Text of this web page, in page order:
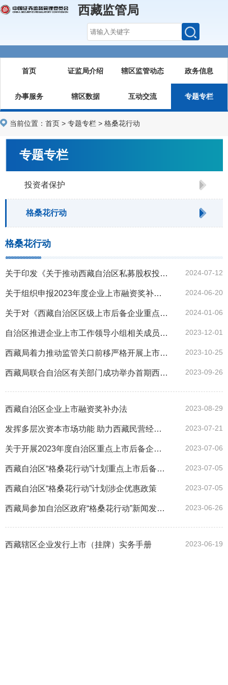
西藏监管局
首页 证监局介绍 辖区监管动态 政务信息
办事服务 辖区数据 互动交流 专题专栏
当前位置： 首页 > 专题专栏 > 格桑花行动
专题专栏
投资者保护
格桑花行动
格桑花行动
关于印发《关于推动西藏自治区私募股权投资高质量发展的意见》的通知 2024-07-12
关于组织申报2023年度企业上市融资奖补资金的通知 2024-06-20
关于对《西藏自治区区级上市后备企业重点资源库入库企业名单》进行公布的通知 2024-01-06
自治区推进企业上市工作领导小组相关成员单位赴北京等六省市开展招商引资和“格桑花行动”调研走访活动 2023-12-01
西藏局着力推动监管关口前移严格开展上市后备企业入库评审工作 2023-10-25
西藏局联合自治区有关部门成功举办首期西藏自治区金融干部资本市场专题培训 2023-09-26
西藏自治区企业上市融资奖补办法 2023-08-29
发挥多层次资本市场功能 助力西藏民营经济高质量发展 2023-07-21
关于开展2023年度自治区重点上市后备企业资源库申报工作的通知 2023-07-06
西藏自治区“格桑花行动”计划重点上市后备企业资源库管理办法 2023-07-05
西藏自治区“格桑花行动”计划涉企优惠政策 2023-07-05
西藏局参加自治区政府“格桑花行动”新闻发布会 2023-06-26
西藏辖区企业发行上市（挂牌）实务手册 2023-06-19